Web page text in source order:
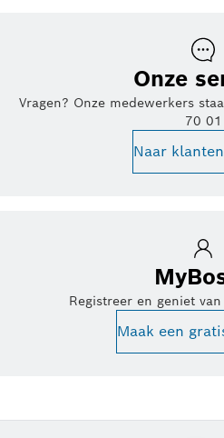
Onze
Vragen? Onze medewerkers staan
70 01
Naar
Registreer en geniet
Maak een